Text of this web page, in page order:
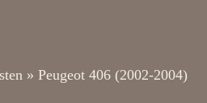
» Peugeot 406 (2002-2004)